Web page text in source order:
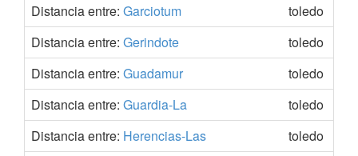
Distancia entre: Garciotum
toledo
Distancia entre: Gerindote
toledo
Distancia entre: Guadamur
toledo
Distancia entre: Guardia-La
toledo
Distancia entre: Herencias-Las
toledo